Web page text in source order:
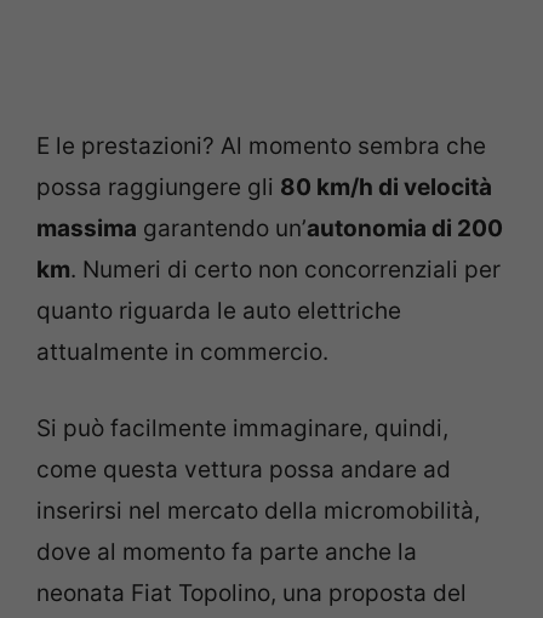
E le prestazioni? Al momento sembra che
possa raggiungere gli 80 km/h di velocità
massima garantendo un’autonomia di 200
km. Numeri di certo non concorrenziali per
quanto riguarda le auto elettriche
attualmente in commercio.
Si può facilmente immaginare, quindi,
come questa vettura possa andare ad
inserirsi nel mercato della micromobilità,
dove al momento fa parte anche la
neonata Fiat Topolino, una proposta del